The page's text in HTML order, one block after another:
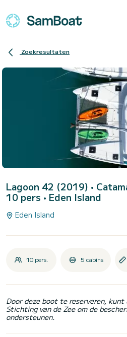
Zoekresultaten
Lagoon 42 (2019) •
10 pers • Eden Island
Eden Island
10 pers. 5 cabins
Door deze boot te reserveren, kunt
Stichting van de Zee om de
ondersteunen.